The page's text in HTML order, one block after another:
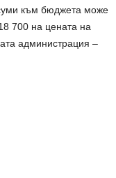
към бюджета може
700 на цената на
администрация –